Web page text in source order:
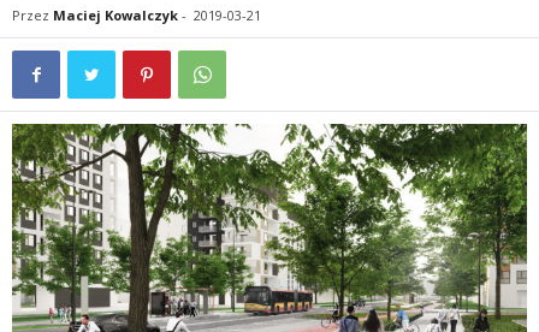
Przez Maciej Kowalczyk - 2019-03-21